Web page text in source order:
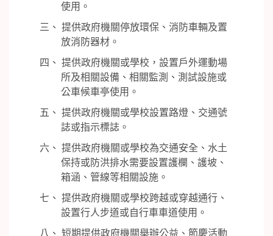
使用。
三、 提供政府機關停放環保、消防車輛及置
放消防器材。
四、 提供政府機關或學校，設置戶外運動場
所及相關設備、相關監測、測試設施或
公車候車亭使用。
五、 提供政府機關或學校設置路燈、交通號
誌或指示標誌。
六、 提供政府機關或學校為交通安全、水土
保持或防洪排水需要設置護欄、護坡、
箱涵、管線等相關設施。
七、 提供政府機關或學校跨越或穿越通行、
設置行人步道或自行車車道使用。
八、 短期提供政府機關舉辦公益、節慶活動